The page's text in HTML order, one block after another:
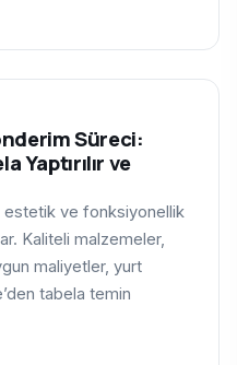
Süreci:
Yaptırılır ve
estetik ve fonksiyonellik
Kaliteli malzemeler,
maliyetler, yurt
tabela temin